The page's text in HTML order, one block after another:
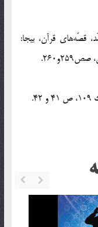
[3] . تحريم: 66/11؛ محمّدي اشتهاردي، محمّد، قصّه‎هاي قرآن، بيجا: